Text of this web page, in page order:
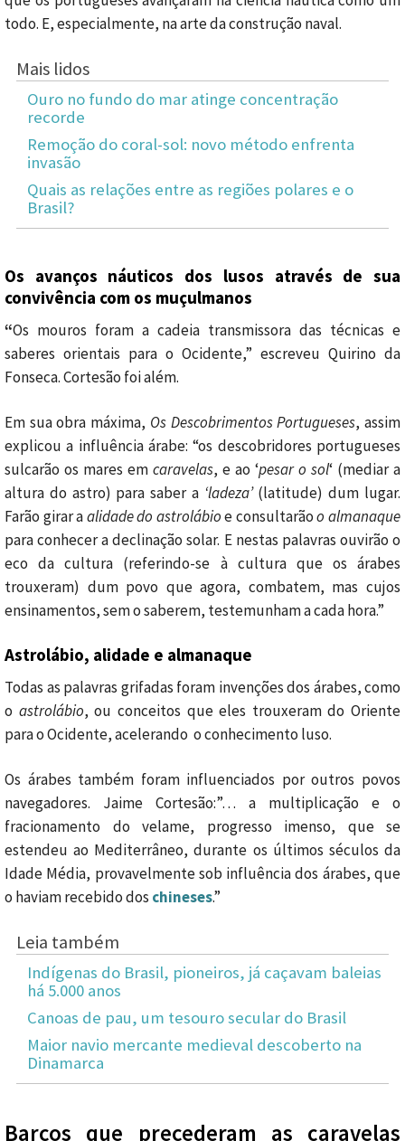
todo. E, especialmente, na arte da construção naval.
Mais lidos
Ouro no fundo do mar atinge concentração
recorde
Remoção do coral-sol: novo método enfrenta
invasão
Quais as relações entre as regiões polares e o
Brasil?
Os avanços náuticos dos lusos através de sua
convivência com os muçulmanos
“Os mouros foram a cadeia transmissora das técnicas e
saberes orientais para o Ocidente,” escreveu Quirino da
Fonseca. Cortesão foi além.
Em sua obra máxima, Os Descobrimentos Portugueses, assim
explicou a influência árabe: “os descobridores portugueses
sulcarão os mares em caravelas, e ao ‘pesar o sol‘ (mediar a
altura do astro) para saber a ‘ladeza’(latitude) dum lugar.
Farão girar aalidade do astrolábioe consultarãoo almanaque
para conhecer a declinação solar. E nestas palavras ouvirão o
eco da cultura (referindo-se à cultura que os árabes
trouxeram) dum povo que agora, combatem, mas cujos
ensinamentos, sem o saberem, testemunham a cada hora.”
Astrolábio, alidade e almanaque
Todas as palavras grifadas foram invenções dos árabes, como
o astrolábio, ou conceitos que eles trouxeram do Oriente
para o Ocidente, acelerando o conhecimento luso.
Os árabes também foram influenciados por outros povos
navegadores. Jaime Cortesão:”… a multiplicação e o
fracionamento do velame, progresso imenso, que se
estendeu ao Mediterrâneo, durante os últimos séculos da
Idade Média, provavelmente sob influência dos árabes, que
o haviam recebido dos chineses.”
Leia também
Indígenas do Brasil, pioneiros, já caçavam baleias
há 5.000 anos
Canoas de pau, um tesouro secular do Brasil
Maior navio mercante medieval descoberto na
Dinamarca
Barcos que precederam as caravelas